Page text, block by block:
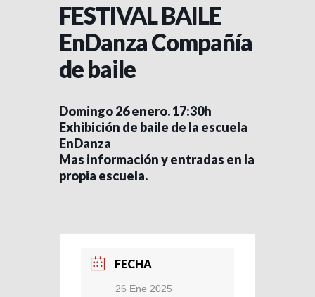
FESTIVAL BAILE
EnDanza Compañía
de baile
Domingo 26 enero. 17:30h
Exhibición de baile de la escuela
EnDanza
Mas información y entradas en la
propia escuela.
FECHA
26 Ene 2025